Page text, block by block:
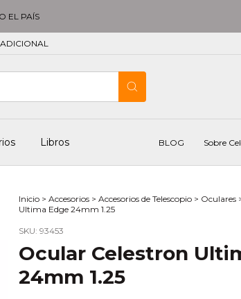
EL PAÍS
Libros BLOG Sobre
Inicio > Accesorios > Accesorios de Telescopio > Oculares
Ultima Edge 24mm 1.25
SKU: 93453
Ocular Celestron
24mm 1.25